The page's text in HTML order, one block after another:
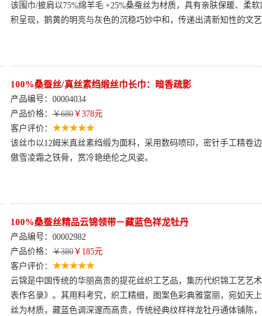
该围巾/披肩以75%绵羊毛 +25%桑蚕丝为材质，具有亲肤保暖、柔
积呈现，鹅黄的明亮与灰色的沉稳巧妙中和，传递出清新知性的文艺
100%桑蚕丝/真丝素绉缎丝巾长巾：暗香疏影
产品编号：00004034
产品价格： ￥680￥378元
客户评价：
该丝巾以12姆米真丝素绉缎为面料，采用数码喷印，密针手工精卷
傲雪凌霜之铁骨，赏冷艳绝伦之风姿。
100%桑蚕丝精品云锦领带－藏蓝色祥龙牡丹
产品编号：00002982
产品价格： ￥380￥185元
客户评价：
云锦是中国传统的华丽高贵的提花丝织工艺品，集历代织锦工艺艺
表作名录》。其用料考究，织工精细，图案色彩典雅富丽，宛如天
丝为材质，藏蓝色调深邃而高贵，传统经典纹样祥龙牡丹通体铺陈